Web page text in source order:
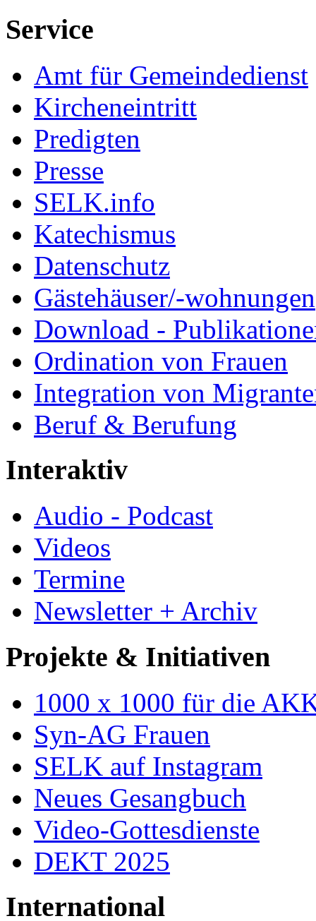
Service
Amt für Gemeindedienst
Kircheneintritt
Predigten
Presse
SELK.info
Katechismus
Datenschutz
Gästehäuser/-wohnungen
Download -
Ordination von Frauen
Integration von
Beruf & Berufung
Interaktiv
Audio - Podcast
Videos
Termine
Newsletter + Archiv
Projekte & Initiativen
1000 x 1000 für die
Syn-AG Frauen
SELK auf Instagram
Neues Gesangbuch
Video-Gottesdienste
DEKT 2025
International